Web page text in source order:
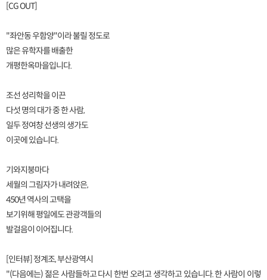
[CG OUT]
"좌안동 우함양"이라 불릴 정도로
많은 유학자를 배출한
개평한옥마을입니다.
조선 성리학을 이끈
다섯 명의 대가 중 한 사람,
일두 정여창 선생의 생가도
이곳에 있습니다.
기와지붕마다
세월의 그림자가 내려앉은,
450년 역사의 고택을
보기위해 평일에도 관광객들의
발걸음이 이어집니다.
[인터뷰] 정계조, 부산광역시
"(다음에는) 젊은 사람들하고 다시 한번 오려고 생각하고 있습니다. 한 사람이 이렇